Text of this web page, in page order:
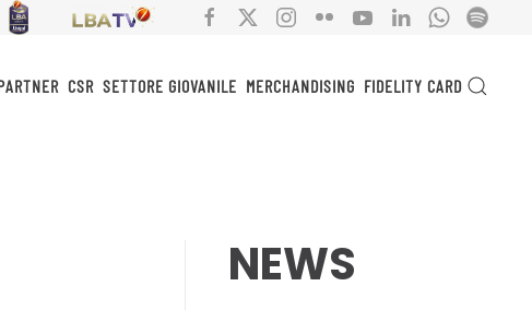
CSR SETTORE GIOVANILE MERCHANDISING FIDELITY CARD
NEWS